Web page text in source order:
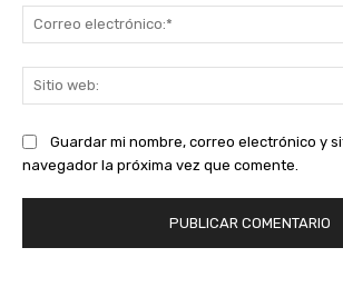
Guardar mi nombre, correo electrónico y
navegador la próxima vez que comente.